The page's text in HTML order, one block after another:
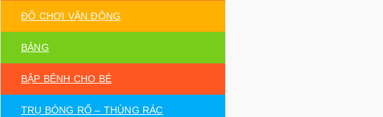
ĐỒ CHƠI VẬN ĐỘNG
BẢNG
BẬP BÊNH CHO BÉ
TRỤ BÓNG RỔ – THÙNG RÁC